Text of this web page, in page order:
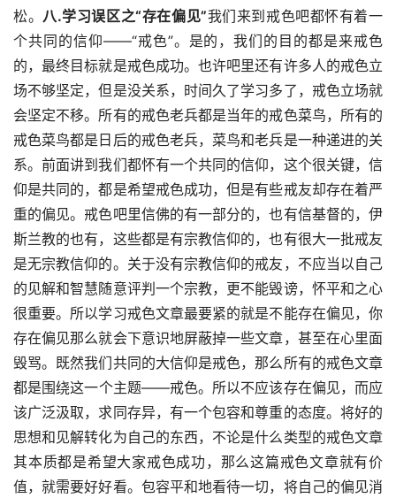
松。八.学习误区之“存在偏见”我们来到戒色吧都怀有着一
个共同的信仰——“戒色”。是的，我们的目的都是来戒色
的，最终目标就是戒色成功。也许吧里还有许多人的戒色立
场不够坚定，但是没关系，时间久了学习多了，戒色立场就
会坚定不移。所有的戒色老兵都是当年的戒色菜鸟，所有的
戒色菜鸟都是日后的戒色老兵，菜鸟和老兵是一种递进的关
系。前面讲到我们都怀有一个共同的信仰，这个很关键，信
仰是共同的，都是希望戒色成功，但是有些戒友却存在着严
重的偏见。戒色吧里信佛的有一部分的，也有信基督的，伊
斯兰教的也有，这些都是有宗教信仰的，也有很大一批戒友
是无宗教信仰的。关于没有宗教信仰的戒友，不应当以自己
的见解和智慧随意评判一个宗教，更不能毁谤，怀平和之心
很重要。所以学习戒色文章最要紧的就是不能存在偏见，你
存在偏见那么就会下意识地屏蔽掉一些文章，甚至在心里面
毁骂。既然我们共同的大信仰是戒色，那么所有的戒色文章
都是围绕这一个主题——戒色。所以不应该存在偏见，而应
该广泛汲取，求同存异，有一个包容和尊重的态度。将好的
思想和见解转化为自己的东西，不论是什么类型的戒色文章
其本质都是希望大家戒色成功，那么这篇戒色文章就有价
值，就需要好好看。包容平和地看待一切，将自己的偏见消